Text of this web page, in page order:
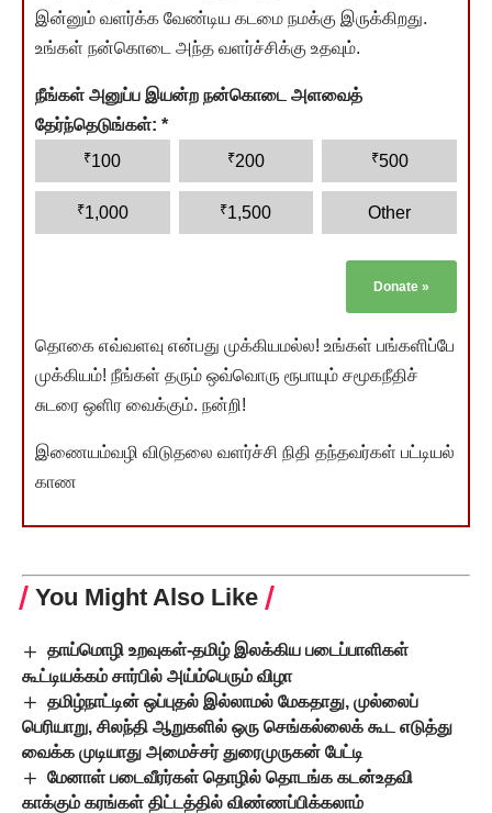
இன்னும் வளர்க்க வேண்டிய கடமை நமக்கு இருக்கிறது.
உங்கள் நன்கொடை அந்த வளர்ச்சிக்கு உதவும்.
நீங்கள் அனுப்ப இயன்ற நன்கொடை அளவைத்
தேர்ந்தெடுங்கள்: *
₹100 ₹200 ₹500
₹1,000 ₹1,500 Other
Donate »
தொகை எவ்வளவு என்பது முக்கியமல்ல! உங்கள் பங்களிப்பே
முக்கியம்! நீங்கள் தரும் ஒவ்வொரு ரூபாயும் சமூகநீதிச்
சுடரை ஒளிர வைக்கும். நன்றி!
இணையம்வழி விடுதலை வளர்ச்சி நிதி தந்தவர்கள் பட்டியல்
காண
You Might Also Like
தாய்மொழி உறவுகள்-தமிழ் இலக்கிய படைப்பாளிகள்
கூட்டியக்கம் சார்பில் அய்ம்பெரும் விழா
தமிழ்நாட்டின் ஒப்புதல் இல்லாமல் மேகதாது, முல்லைப்
பெரியாறு, சிலந்தி ஆறுகளில் ஒரு செங்கல்லைக் கூட எடுத்து
வைக்க முடியாது அமைச்சர் துரைமுருகன் பேட்டி
மேனாள் படைவீரர்கள் தொழில் தொடங்க கடன்உதவி
காக்கும் கரங்கள் திட்டத்தில் விண்ணப்பிக்கலாம்